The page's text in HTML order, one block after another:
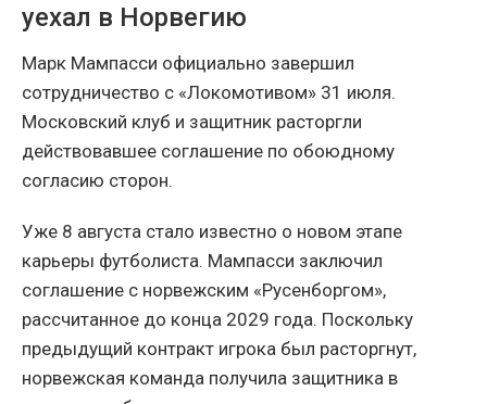
уехал в Норвегию
Марк Мампасси официально завершил
сотрудничество с «Локомотивом» 31 июля.
Московский клуб и защитник расторгли
действовавшее соглашение по обоюдному
согласию сторон.
Уже 8 августа стало известно о новом этапе
карьеры футболиста. Мампасси заключил
соглашение с норвежским «Русенборгом»,
рассчитанное до конца 2029 года. Поскольку
предыдущий контракт игрока был расторгнут,
норвежская команда получила защитника в